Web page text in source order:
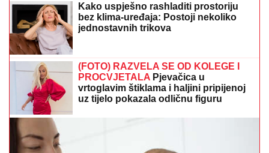
Kako uspješno rashladiti prostoriju
bez klima-uređaja: Postoji nekoliko
jednostavnih trikova
(FOTO) RAZVELA SE OD KOLEGE I
PROCVJETALA Pjevačica u
vrtoglavim štiklama i haljini pripijenoj
uz tijelo pokazala odličnu figuru